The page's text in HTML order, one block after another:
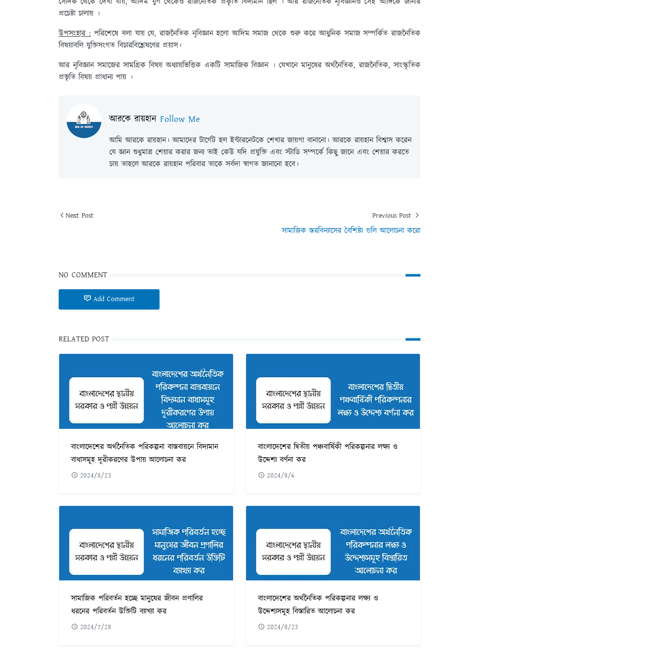
প্রচেষ্টা চালায় ।
উপসংহার :পরিশেষে বলা যায় যে, রাজনৈতিক নৃবিজ্ঞান হলো আদিম সমাজ থেকে শুরু করে আধুনিক সমাজ সম্পর্কিত রাজনৈতিক
বিষয়াবলি যুক্তিসংগত বিচারবিশ্লেষণের প্রয়াস।
আর নৃবিজ্ঞান সমাজের সামগ্রিক বিষয় অধ্যায়ভিত্তিক একটি সামাজিক বিজ্ঞান । যেখানে মানুষের অর্থনৈতিক, রাজনৈতিক, সাংস্কৃতিক
প্রভৃতি বিষয় প্রাধান্য পায় ।
আরকে রায়হান Follow Me
আমি আরকে রায়হান। আমাদের টার্গেট হল ইন্টারনেটকে শেখার জায়গা বানানো। আরকে রায়হান বিশ্বাস করেন
যে জ্ঞান শুধুমাত্র শেয়ার করার জন্য তাই কেউ যদি প্রযুক্তি এবং স্টাডি সম্পর্কে কিছু জানে এবং শেয়ার করতে
চায় তাহলে আরকে রায়হান পরিবার তাকে সর্বদা স্বাগত জানানো হবে।
Next Post Previous Post
সামাজিক স্তরবিন্যাসের বৈশিষ্ট্য গুলি আলোচনা করো
NO COMMENT
Add Comment
RELATED POST
বাংলাদেশের অর্থনৈতিক পরিকল্পনা বাস্তবায়নে বিদ্যমান
বাধাসমূহ দূরীকরণের উপায় আলোচনা কর
2024/8/23
বাংলাদেশের দ্বিতীয় পঞ্চবার্ষিকী পরিকল্পনার লক্ষ্য ও
উদ্দেশ্য বর্ণনা কর
2024/8/6
সামাজিক পরিবর্তন হচ্ছে মানুষের জীবন প্রণালির
ধরনের পরিবর্তন উক্তিটি ব্যাখ্যা কর
2024/7/28
বাংলাদেশের অর্থনৈতিক পরিকল্পনার লক্ষ্য ও
উদ্দেশ্যসমূহ বিস্তারিত আলোচনা কর
2024/8/23